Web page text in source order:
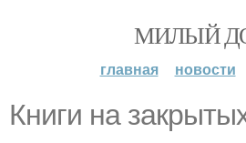
МИЛЫЙ
главная новости
Книги на